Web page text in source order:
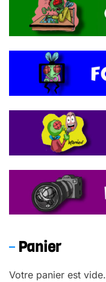
Panier
Votre panier est vide.